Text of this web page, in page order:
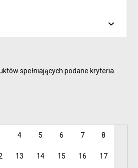
i dzieci
spełniających podane kryteria.
4 5 6 7 8
13 14 15 16 17